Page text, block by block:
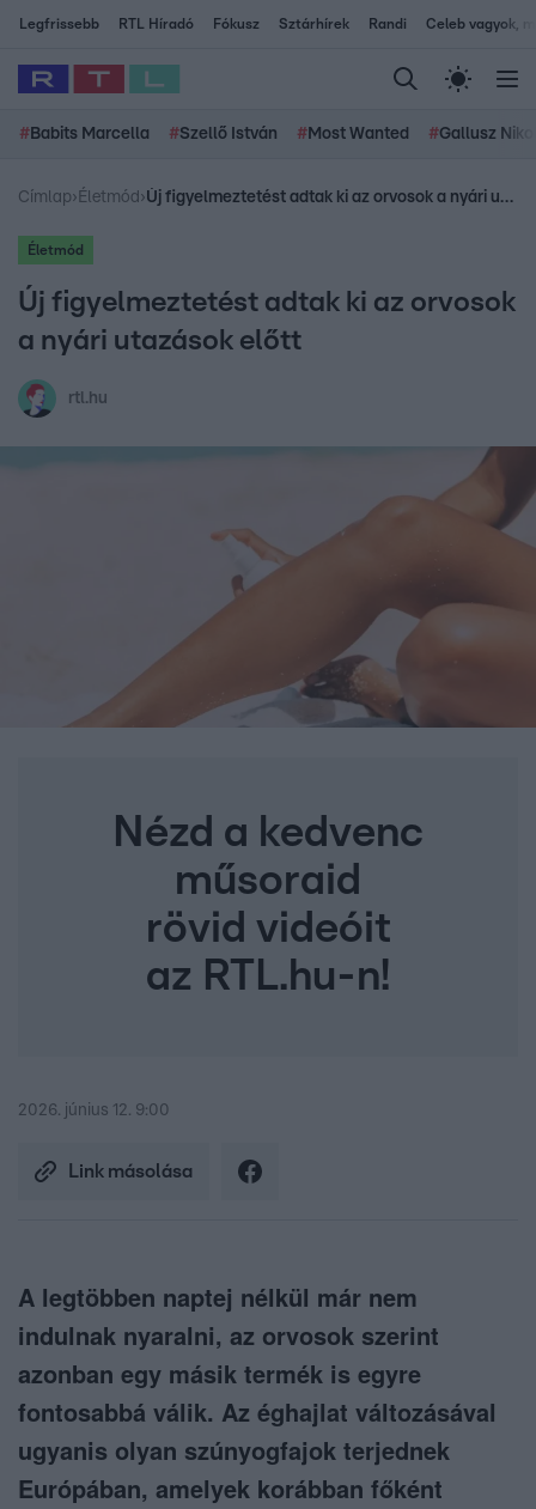
Legfrissebb RTL Híradó Fókusz Sztárhírek Randi Celeb vagyok,
# Babits Marcella #Szellő István # Most Wanted #Gallusz
Címlap› Életmód › Új figyelmeztetést adtak ki az orvosok a nyári utazások előtt
Életmód
Új figyelmeztetést adtak ki az orvosok
a nyári utazások előtt
rtl.hu
Nézd a kedvenc
műsoraid
rövid videóit
az RTL.hu-n!
2026. június 12. 9:00
Link másolása
A legtöbben naptej nélkül már nem
indulnak nyaralni, az orvosok szerint
azonban egy másik termék is egyre
fontosabbá válik. Az éghajlat változásával
ugyanis olyan szúnyogfajok terjednek
Európában, amelyek korábban főként